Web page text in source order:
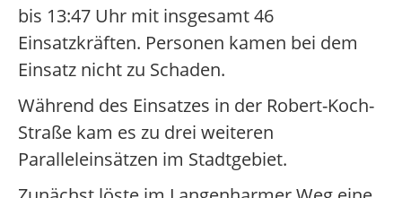
bis 13:47 Uhr mit insgesamt 46
Einsatzkräften. Personen kamen bei dem
Einsatz nicht zu Schaden.
Während des Einsatzes in der Robert-Koch-
Straße kam es zu drei weiteren
Paralleleinsätzen im Stadtgebiet.